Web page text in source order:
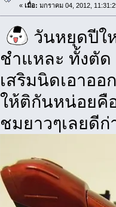
« เมื่อ: มกราคม 04, 2012,
วันหยุดปีใ
ชำแหละ ทั้งตัด
เสริมนิดเอาออ
ให้ติกันหน่อยคื
ชมยาวๆเลยดี